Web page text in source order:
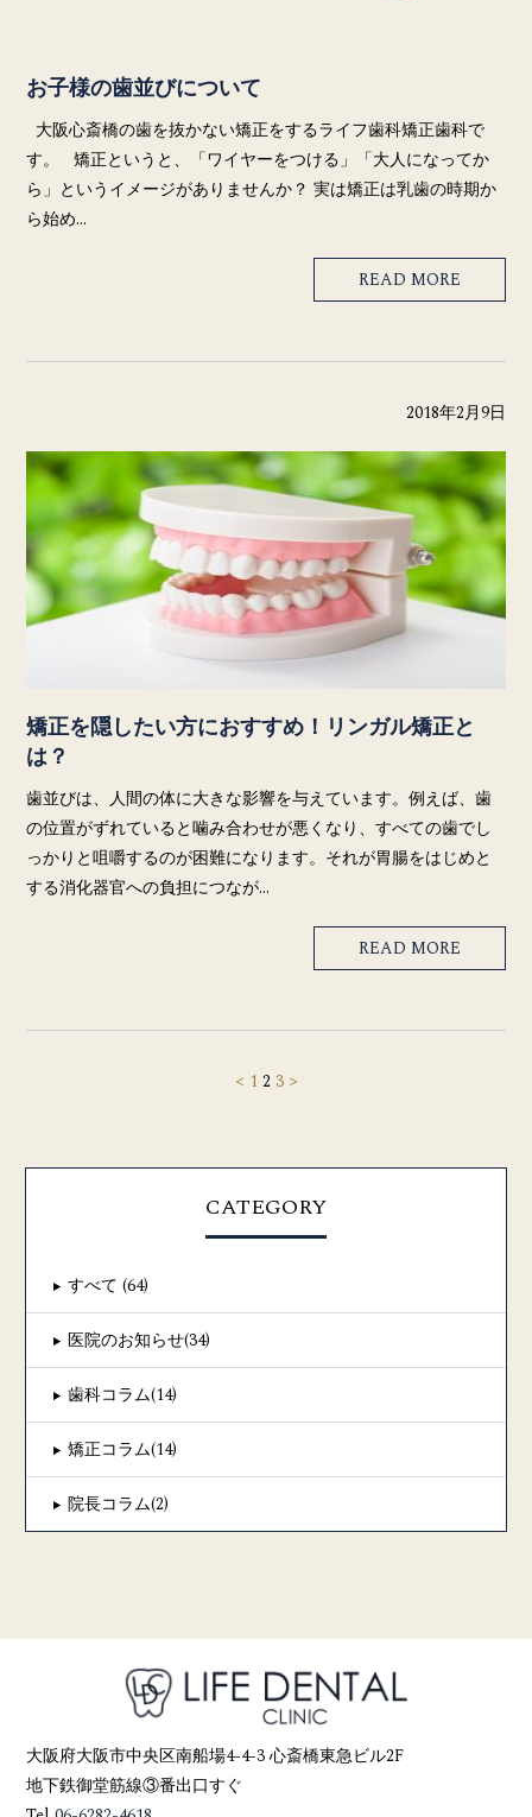
お子様の歯並びについて
大阪心斎橋の歯を抜かない矯正をするライフ歯科矯正歯科で
す。 矯正というと、「ワイヤーをつける」「大人になってか
ら」というイメージがありませんか？ 実は矯正は乳歯の時期か
ら始め…
READ MORE
2018年2月9日
矯正を隠したい方におすすめ！リンガル矯正と
は？
歯並びは、人間の体に大きな影響を与えています。例えば、歯
の位置がずれていると噛み合わせが悪くなり、すべての歯でし
っかりと咀嚼するのが困難になります。それが胃腸をはじめと
する消化器官への負担につなが…
READ MORE
< 1 2 3 >
CATEGORY
すべて (64)
医院のお知らせ(34)
歯科コラム(14)
矯正コラム(14)
院長コラム(2)
大阪府大阪市中央区南船場4-4-3 心斎橋東急ビル2F
地下鉄御堂筋線③番出口すぐ